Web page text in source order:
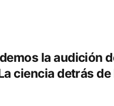
la audición
ciencia detrás de